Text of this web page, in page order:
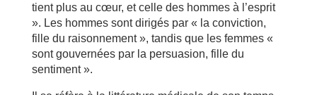
tient plus au cœur, et celle des hommes à l’esprit
». Les hommes sont dirigés par « la conviction,
fille du raisonnement », tandis que les femmes «
sont gouvernées par la persuasion, fille du
sentiment ».